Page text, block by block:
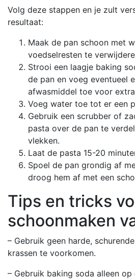
Volg deze stappen en je zult
resultaat:
Maak de pan schoon met
voedselresten te
Strooi een laagje baking
de pan en voeg eventueel
afwasmiddel toe voor
Voeg water toe tot er een
Gebruik een scrubber of
pasta over de pan te
vlekken.
Laat de pasta 15-20
Spoel de pan grondig af
droog hem af met een
Tips en tricks
schoonmaken
– Gebruik geen harde,
krassen te voorkomen.
– Gebruik baking soda alleen